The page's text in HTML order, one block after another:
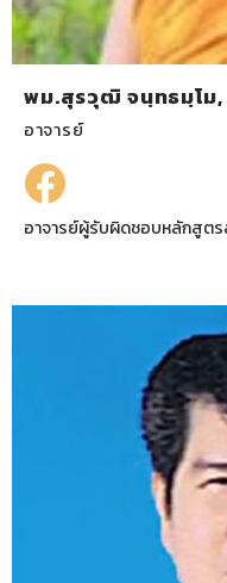
พม.สุรวุฒิ จนฺทธมฺโม
อาจารย์
อาจารย์ผู้รับผิดชอบหลักสูต